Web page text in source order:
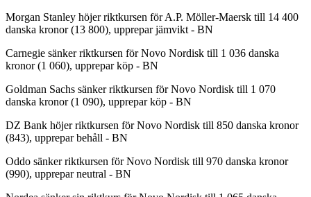
Morgan Stanley höjer riktkursen för A.P. Möller-Maersk till 14 400
danska kronor (13 800), upprepar jämvikt - BN
Carnegie sänker riktkursen för Novo Nordisk till 1 036 danska
kronor (1 060), upprepar köp - BN
Goldman Sachs sänker riktkursen för Novo Nordisk till 1 070
danska kronor (1 090), upprepar köp - BN
DZ Bank höjer riktkursen för Novo Nordisk till 850 danska kronor
(843), upprepar behåll - BN
Oddo sänker riktkursen för Novo Nordisk till 970 danska kronor
(990), upprepar neutral - BN